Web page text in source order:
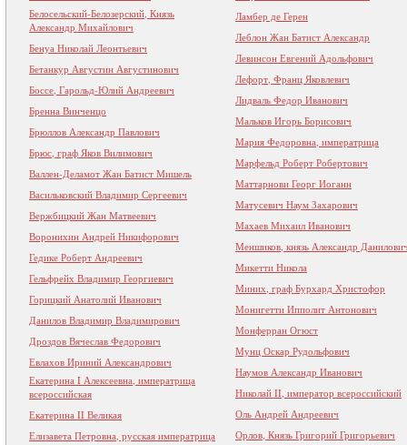
Белосельский-Белозерский, Князь
Александр Михайлович
Бенуа Николай Леонтьевич
Бетанкур Августин Августинович
Боссе, Гарольд-Юлий Андреевич
Бренна Винченцо
Брюллов Александр Павлович
Брюс, граф Яков Вилимович
Валлен-Деламот Жан Батист Мишель
Васильковский Владимир Сергеевич
Вержбицкий Жан Матвеевич
Воронихин Андрей Никифорович
Гедике Роберт Андреевич
Гельфрейх Владимир Георгиевич
Горицкий Анатолий Иванович
Данилов Владимир Владимирович
Дроздов Вячеслав Федорович
Евлахов Ириний Александрович
Екатерина I Алексеевна, императрица
всероссийская
Екатерина II Великая
Елизавета Петровна, русская императрица
Ламбер де Герен
Леблон Жан Батист Александр
Левинсон Евгений Адольфович
Лефорт, Франц Яковлевич
Лидваль Федор Иванович
Мальков Игорь Борисович
Мария Федоровна, императрица
Марфельд Роберт Робертович
Маттарнови Георг Иоганн
Матусевич Наум Захарович
Махаев Михаил Иванович
Меншиков, князь Александр
Микетти Никола
Миних, граф Бурхард Христофор
Монигетти Ипполит Антонович
Монферран Огюст
Мунц Оскар Рудольфович
Наумов Александр Иванович
Николай II, император всероссийский
Оль Андрей Андреевич
Орлов, Князь Григорий Григорьевич